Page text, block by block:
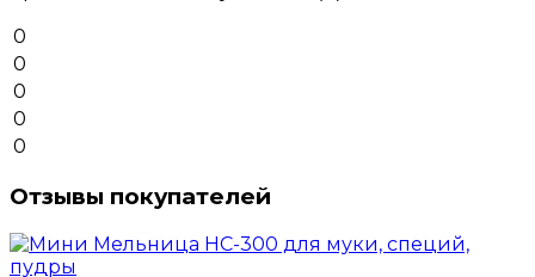
0
0
0
0
0
Отзывы покупателей